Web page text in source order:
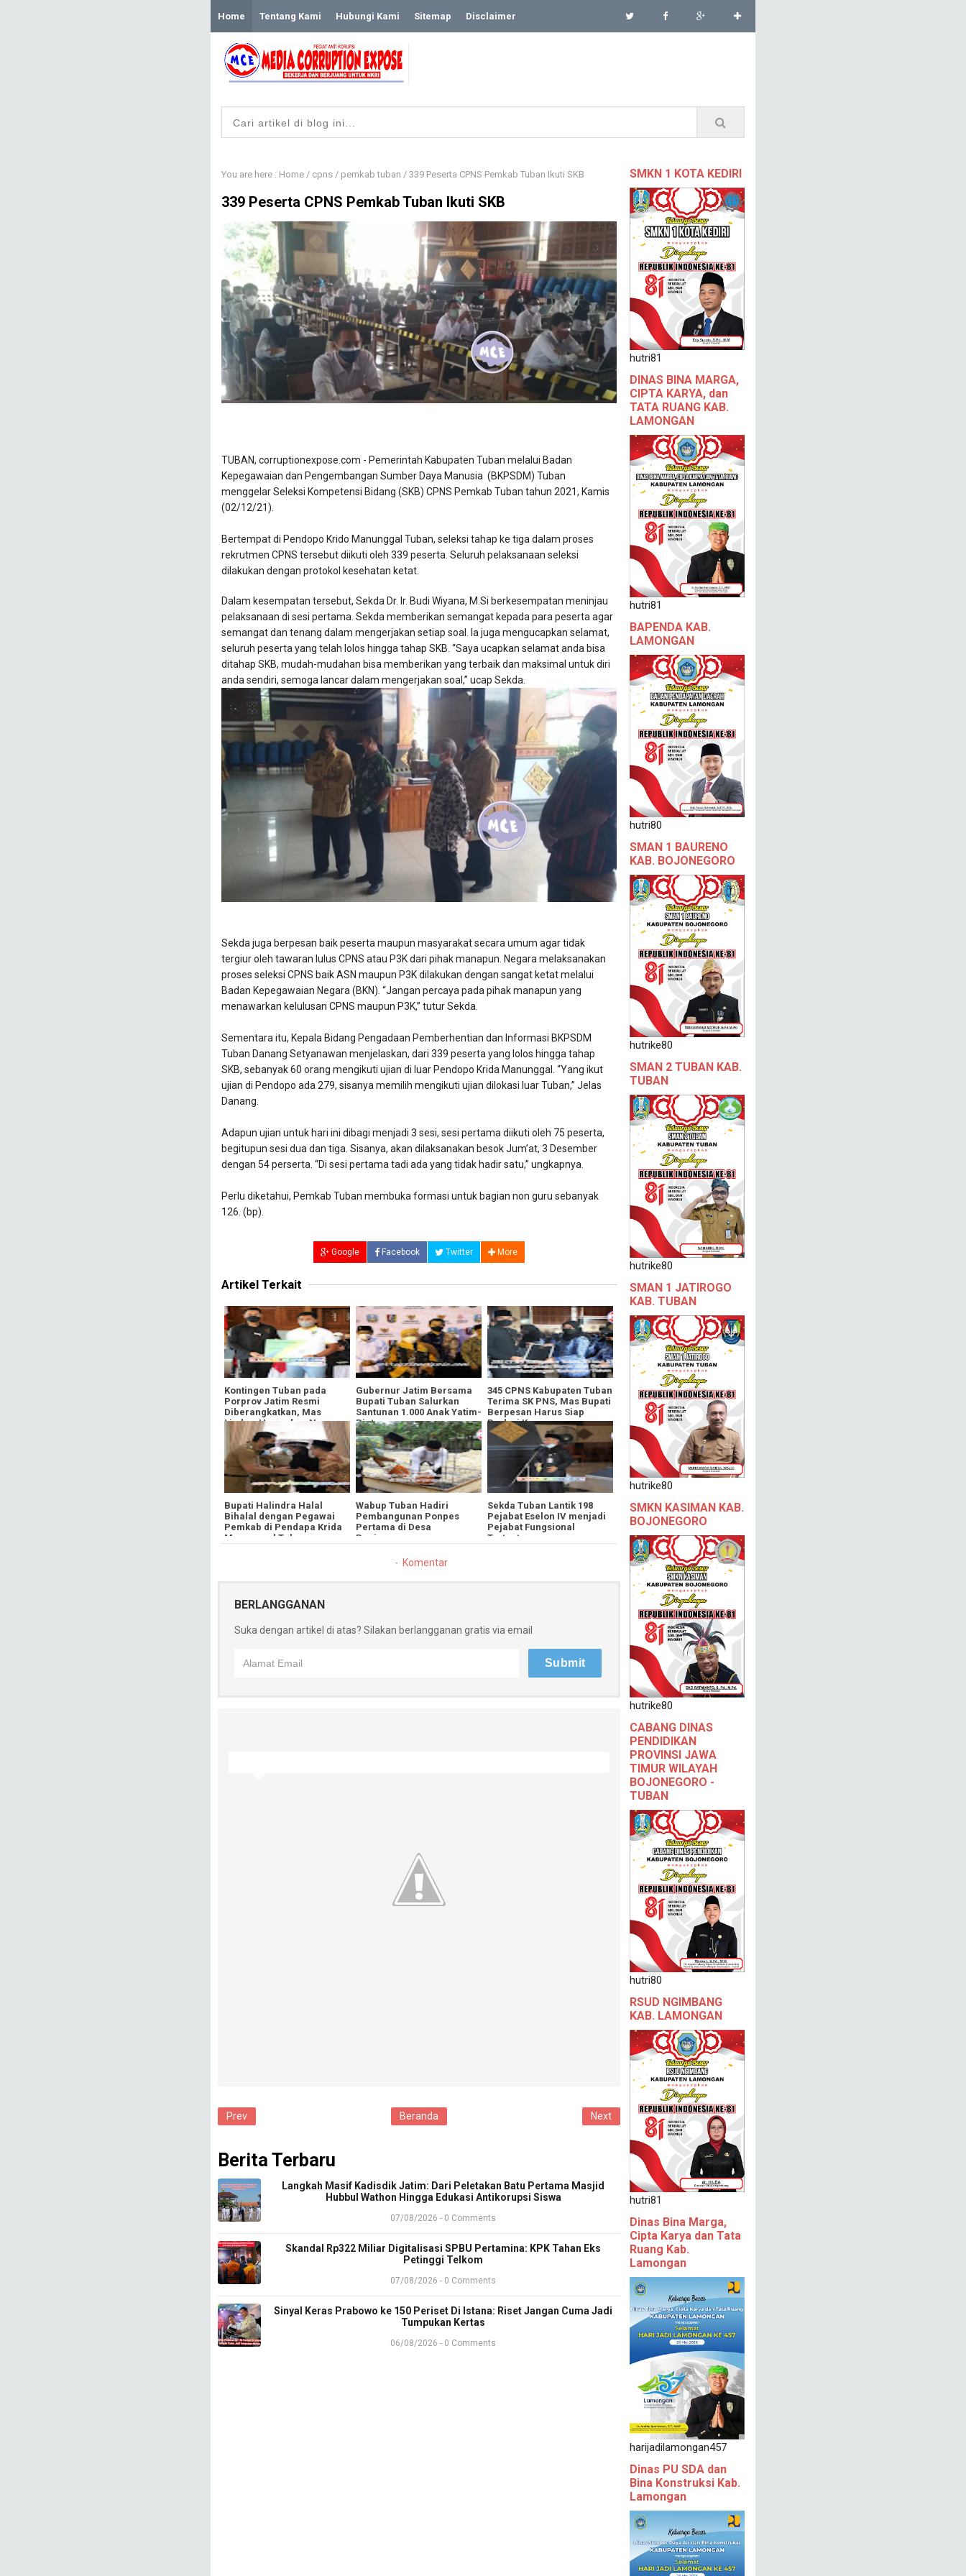
Home Tentang Kami Hubungi Kami Sitemap Disclaimer
You are here : Home / cpns / pemkab tuban / 339 Peserta CPNS Pemkab Tuban Ikuti SKB
339 Peserta CPNS Pemkab Tuban Ikuti SKB
TUBAN, corruptionexpose.com - Pemerintah Kabupaten Tuban melalui Badan
Kepegawaian dan Pengembangan Sumber Daya Manusia (BKPSDM) Tuban
menggelar Seleksi Kompetensi Bidang (SKB) CPNS Pemkab Tuban tahun 2021, Kamis
(02/12/21).
Bertempat di Pendopo Krido Manunggal Tuban, seleksi tahap ke tiga dalam proses
rekrutmen CPNS tersebut diikuti oleh 339 peserta. Seluruh pelaksanaan seleksi
dilakukan dengan protokol kesehatan ketat.
Dalam kesempatan tersebut, Sekda Dr. Ir. Budi Wiyana, M.Si berkesempatan meninjau
pelaksanaan di sesi pertama. Sekda memberikan semangat kepada para peserta agar
semangat dan tenang dalam mengerjakan setiap soal. Ia juga mengucapkan selamat,
seluruh peserta yang telah lolos hingga tahap SKB. “Saya ucapkan selamat anda bisa
ditahap SKB, mudah-mudahan bisa memberikan yang terbaik dan maksimal untuk diri
anda sendiri, semoga lancar dalam mengerjakan soal,” ucap Sekda.
Sekda juga berpesan baik peserta maupun masyarakat secara umum agar tidak
tergiur oleh tawaran lulus CPNS atau P3K dari pihak manapun. Negara melaksanakan
proses seleksi CPNS baik ASN maupun P3K dilakukan dengan sangat ketat melalui
Badan Kepegawaian Negara (BKN). “Jangan percaya pada pihak manapun yang
menawarkan kelulusan CPNS maupun P3K,” tutur Sekda.
Sementara itu, Kepala Bidang Pengadaan Pemberhentian dan Informasi BKPSDM
Tuban Danang Setyanawan menjelaskan, dari 339 peserta yang lolos hingga tahap
SKB, sebanyak 60 orang mengikuti ujian di luar Pendopo Krida Manunggal. “Yang ikut
ujian di Pendopo ada 279, sisanya memilih mengikuti ujian dilokasi luar Tuban,” Jelas
Danang.
Adapun ujian untuk hari ini dibagi menjadi 3 sesi, sesi pertama diikuti oleh 75 peserta,
begitupun sesi dua dan tiga. Sisanya, akan dilaksanakan besok Jum’at, 3 Desember
dengan 54 perserta. “Di sesi pertama tadi ada yang tidak hadir satu,” ungkapnya.
Perlu diketahui, Pemkab Tuban membuka formasi untuk bagian non guru sebanyak
126. (bp).
Google Facebook Twitter More
Artikel Terkait
Kontingen Tuban pada
Porprov Jatim Resmi
Diberangkatkan, Mas
Lindra: Harumkan Nama
Kabupaten Tuban dan
Banggakan Keluarga
Gubernur Jatim Bersama
Bupati Tuban Salurkan
Santunan 1.000 Anak Yatim-
Piatu
345 CPNS Kabupaten Tuban
Terima SK PNS, Mas Bupati
Berpesan Harus Siap
Berlari Kencang
Membangun Kabupaten
Tuban
Bupati Halindra Halal
Bihalal dengan Pegawai
Pemkab di Pendapa Krida
Manunggal Tuban
Wabup Tuban Hadiri
Pembangunan Ponpes
Pertama di Desa
Banjaragung
Sekda Tuban Lantik 198
Pejabat Eselon IV menjadi
Pejabat Fungsional
Tertentu
Komentar
BERLANGGANAN
Suka dengan artikel di atas? Silakan berlangganan gratis via email
Prev Next
Beranda
Berita Terbaru
​Langkah Masif Kadisdik Jatim: Dari Peletakan Batu Pertama Masjid
Hubbul Wathon Hingga Edukasi Antikorupsi Siswa
07/08/2026 - 0 Comments
​Skandal Rp322 Miliar Digitalisasi SPBU Pertamina: KPK Tahan Eks
Petinggi Telkom
07/08/2026 - 0 Comments
Sinyal Keras Prabowo ke 150 Periset Di Istana: Riset Jangan Cuma Jadi
Tumpukan Kertas
06/08/2026 - 0 Comments
SMKN 1 KOTA KEDIRI
hutri81
DINAS BINA MARGA,
CIPTA KARYA, dan
TATA RUANG KAB.
LAMONGAN
hutri81
BAPENDA KAB.
LAMONGAN
hutri80
SMAN 1 BAURENO
KAB. BOJONEGORO
hutrike80
SMAN 2 TUBAN KAB.
TUBAN
hutrike80
SMAN 1 JATIROGO
KAB. TUBAN
hutrike80
SMKN KASIMAN KAB.
BOJONEGORO
hutrike80
CABANG DINAS
PENDIDIKAN
PROVINSI JAWA
TIMUR WILAYAH
BOJONEGORO -
TUBAN
hutri80
RSUD NGIMBANG
KAB. LAMONGAN
hutri81
Dinas Bina Marga,
Cipta Karya dan Tata
Ruang Kab.
Lamongan
harijadilamongan457
Dinas PU SDA dan
Bina Konstruksi Kab.
Lamongan